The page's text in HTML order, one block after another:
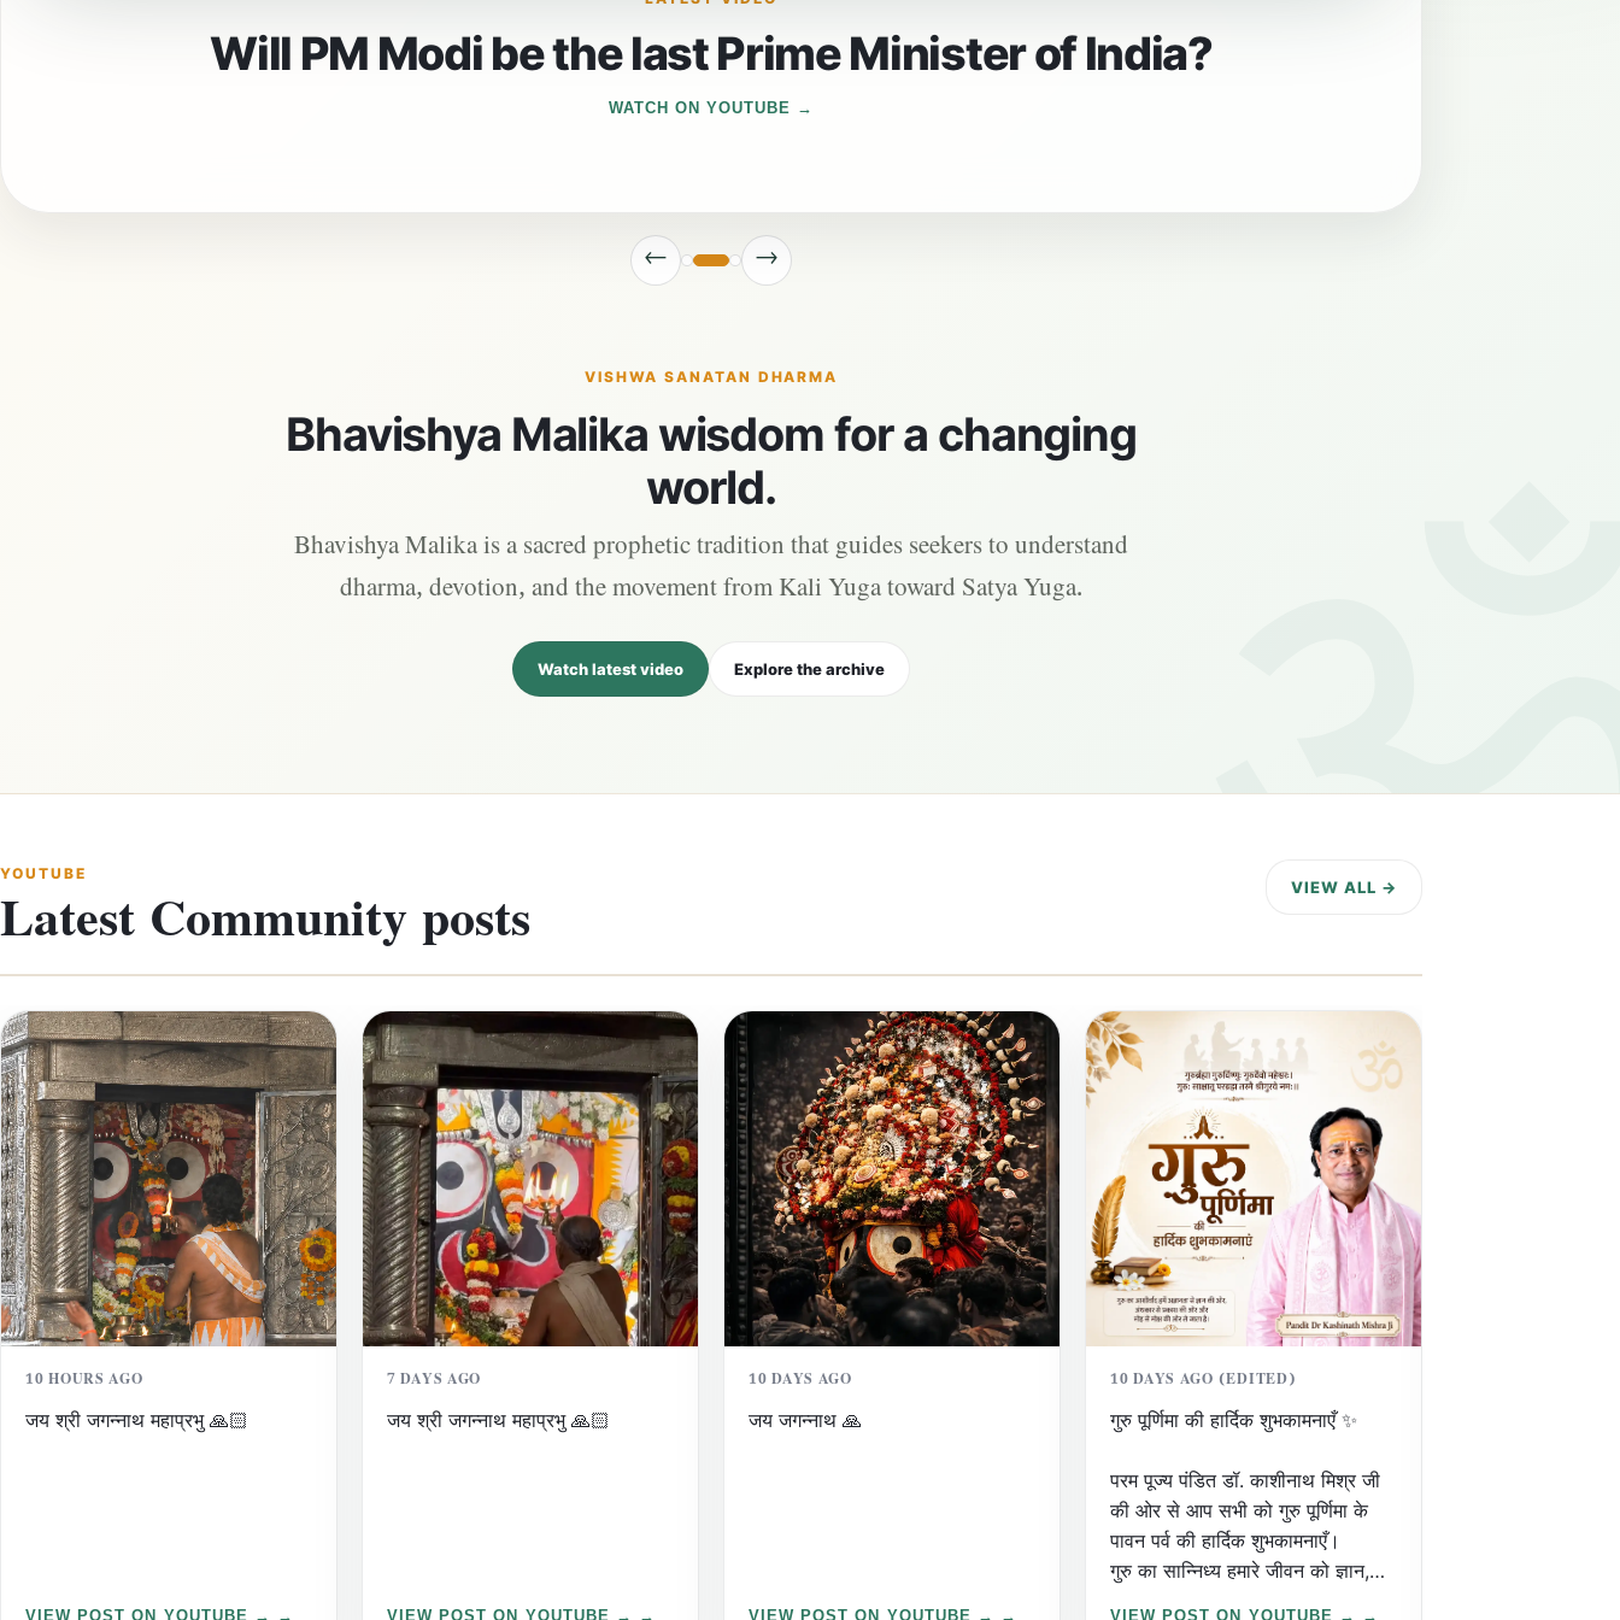
Will PM Modi be the last Prime Minister of India?
WATCH ON YOUTUBE
← →
VISHWA SANATAN DHARMA
Bhavishya Malika wisdom for a changing
world.
Bhavishya Malika is a sacred prophetic tradition that guides seekers to understand
dharma, devotion, and the movement from Kali Yuga toward Satya Yuga.
Watch latest video Explore the archive
YOUTUBE
Latest Community posts
VIEW ALL →
10 HOURS AGO
जय श्री जगन्नाथ महाप्रभु 🙏🏻
VIEW POST ON YOUTUBE →
7 DAYS AGO
जय श्री जगन्नाथ महाप्रभु 🙏🏻
VIEW POST ON YOUTUBE →
10 DAYS AGO
जय जगन्नाथ 🙏
VIEW POST ON YOUTUBE →
10 DAYS AGO (EDITED)
गुरु पूर्णिमा की हार्दिक शुभकामनाएँ ✨
परम पूज्य पंडित डॉ. काशीनाथ मिश्र जी
की ओर से आप सभी को गुरु पूर्णिमा के
पावन पर्व की हार्दिक शुभकामनाएँ।
गुरु का सान्निध्य हमारे जीवन को ज्ञान,
VIEW POST ON YOUTUBE →